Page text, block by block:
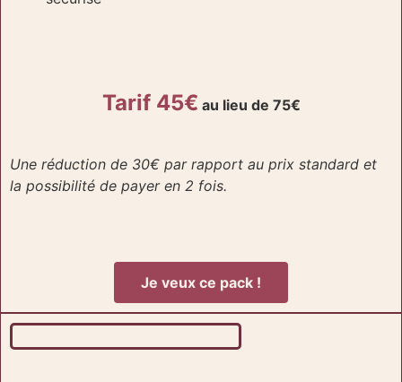
Tarif 45€ au lieu de 75€
Une réduction de 30€ par rapport au prix standard et
la possibilité de payer en 2 fois.
Je veux ce pack !